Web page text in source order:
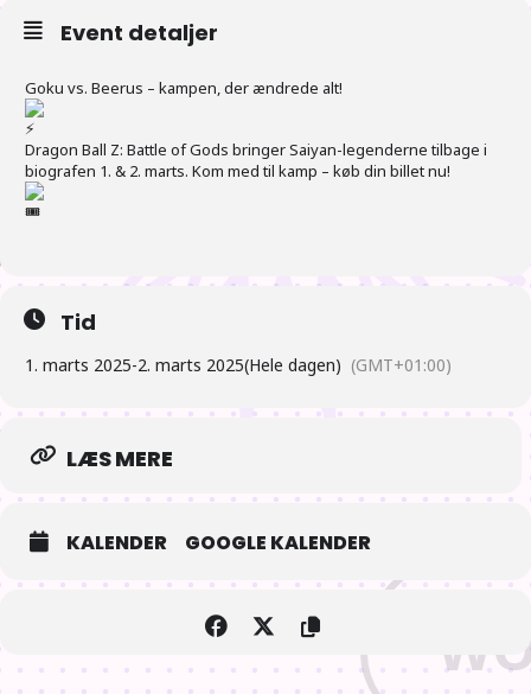
Event detaljer
Goku vs. Beerus – kampen, der ændrede alt!
Dragon Ball Z: Battle of Gods bringer Saiyan-legenderne tilbage i
biografen 1. & 2. marts. Kom med til kamp – køb din billet nu!
Tid
1. marts 2025-2. marts 2025(Hele dagen) (GMT+01:00)
LÆS MERE
KALENDER GOOGLE KALENDER